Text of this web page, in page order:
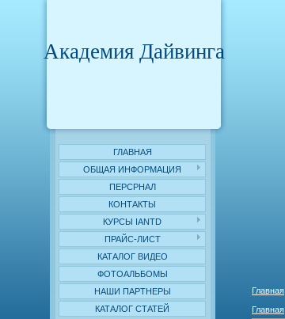
Академия Дайвинга
ГЛАВНАЯ
ОБЩАЯ ИНФОРМАЦИЯ
ПЕРСРНАЛ
КОНТАКТЫ
КУРСЫ IANTD
ПРАЙС-ЛИСТ
КАТАЛОГ ВИДЕО
ФОТОАЛЬБОМЫ
НАШИ ПАРТНЕРЫ
КАТАЛОГ СТАТЕЙ
Главная
Главная